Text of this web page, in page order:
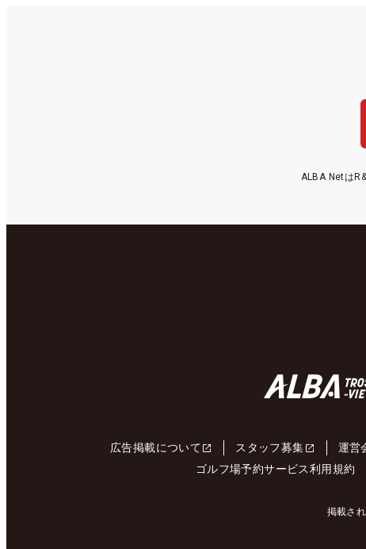
ALBA Netは
広告掲載について スタッフ募集 運営
ゴルフ場予約サービス利用規約
掲載さ